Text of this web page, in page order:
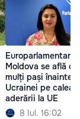
Europarlamentară:
Moldova se află cu
mulți pași înaintea
Ucrainei pe calea
aderării la UE
8 Iul. 16:02